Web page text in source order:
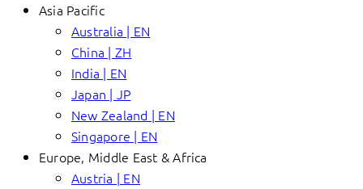
Asia Pacific
Australia | EN
China | ZH
India | EN
Japan | JP
New Zealand | EN
Singapore | EN
Europe, Middle East & Africa
Austria | EN